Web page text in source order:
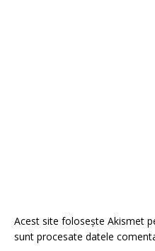
Acest site folosește Akismet
sunt procesate datele